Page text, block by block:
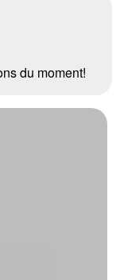
du moment!